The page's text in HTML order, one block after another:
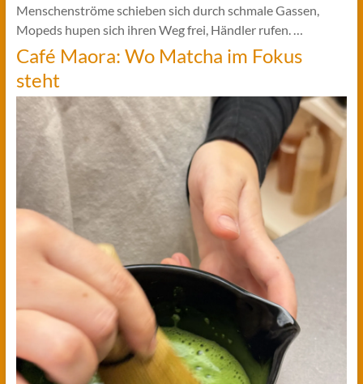
Menschenströme schieben sich durch schmale Gassen,
Mopeds hupen sich ihren Weg frei, Händler rufen. …
Café Maora: Wo Matcha im Fokus
steht